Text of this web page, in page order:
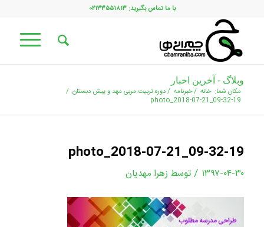
با ما تماس بگیرید: ۰۲۱۳۳۵۵۱۸۱۳
وبلاگ - آخرین اخبار
مکان شما: خانه /خبرنامه /دوره تربیت مربی مهد و پیش دبستان /
photo_2018-07-21_09-32-19
photo_2018-07-21_09-32-19
۱۳۹۷-۰۴-۳۰ / توسط زهرا مهدیان